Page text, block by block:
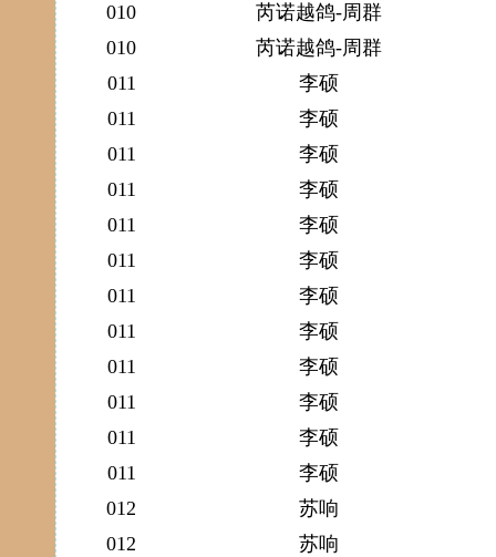
010
芮诺越鸽-周群
010
芮诺越鸽-周群
011
李硕
011
李硕
011
李硕
011
李硕
011
李硕
011
李硕
011
李硕
011
李硕
011
李硕
011
李硕
011
李硕
011
李硕
012
苏响
012
苏响